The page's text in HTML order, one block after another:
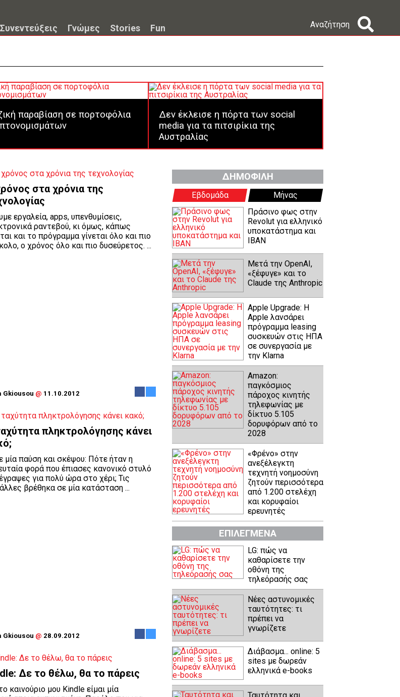
Συνεντεύξεις Γνώμες Stories Fun Αναζήτηση
παραβίαση σε πορτοφόλια
Δεν έκλεισε η πόρτα των social
media για τα πιτσιρίκια της
Αυστραλίας
στα χρόνια της
εργαλεία, apps, υπενθυμίσεις,
ραντεβού, κι όμως, κάπως
και το πρόγραμμα γίνεται όλο και πιο
ο χρόνος όλο και πιο δυσεύρετος. ...
Gkiousou @ 11.10.2012
πληκτρολόγησης κάνει
μία παύση και σκέψου: Πότε ήταν η
φορά που έπιασες κανονικό στυλό
για πολύ ώρα στο χέρι; Τις
βρέθηκα σε μία κατάσταση ...
Gkiousou @ 28.09.2012
Δε το θέλω, θα το πάρεις
καινούριο μου Kindle είμαι μία
ΔΗΜΟΦΙΛΗ
Εβδομάδα
Μήνας
Πράσινο φως στην
Revolut για ελληνικό
υποκατάστημα και
IBAN
Μετά την OpenAI,
«ξέφυγε» και το
Claude της Anthropic
Apple Upgrade: Η
Apple λανσάρει
πρόγραμμα leasing
συσκευών στις ΗΠΑ
σε συνεργασία με
την Klarna
Amazon:
παγκόσμιος
πάροχος κινητής
τηλεφωνίας με
δίκτυο 5.105
δορυφόρων από το
2028
«Φρένο» στην
ανεξέλεγκτη
τεχνητή νοημοσύνη
ζητούν περισσότερα
από 1.200 στελέχη
και κορυφαίοι
ερευνητές
ΕΠΙΛΕΓΜΕΝΑ
LG: πώς να
καθαρίσετε την
οθόνη της
τηλεόρασής σας
Νέες αστυνομικές
ταυτότητες: τι
πρέπει να
γνωρίζετε
Διάβασμα... online: 5
sites με δωρεάν
ελληνικά e-books